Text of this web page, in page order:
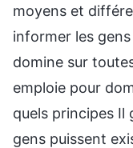
moyens et
informer les
domine sur
emploie pour
quels principes Il
gens puissent